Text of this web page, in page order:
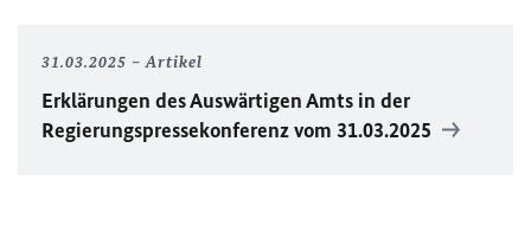
31.03.2025 Artikel
Erklärungen des Auswärtigen Amts in der
Regierungspressekonferenz vom 31.03.2025